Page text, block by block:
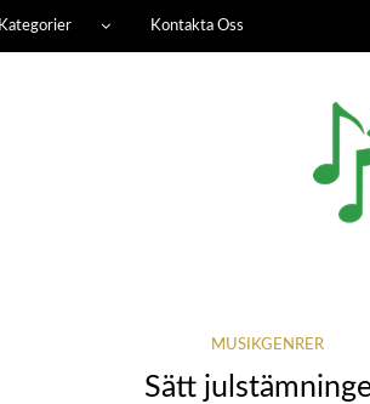
Kategorier Kontakta Oss
MUSIKGENRER
Sätt